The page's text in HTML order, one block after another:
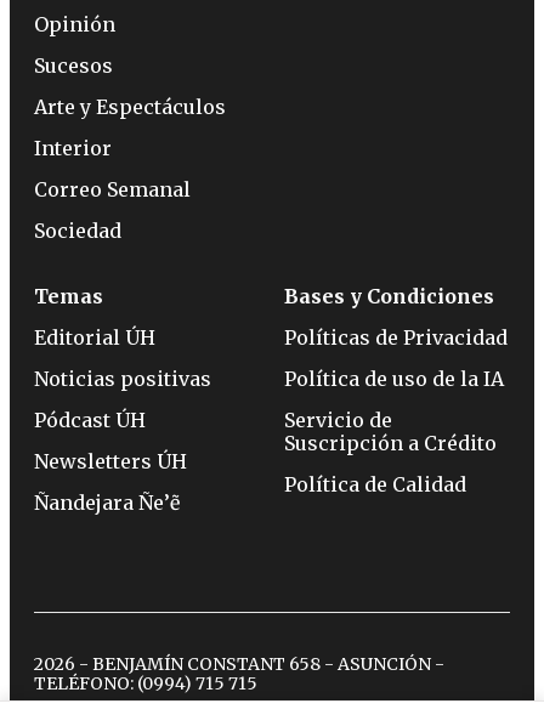
Opinión
Sucesos
Arte y Espectáculos
Interior
Correo Semanal
Sociedad
Temas
Editorial ÚH
Noticias positivas
Pódcast ÚH
Newsletters ÚH
Ñandejara Ñe’ẽ
Bases y Condiciones
Políticas de Privacidad
Política de uso de la IA
Servicio de
Suscripción a Crédito
Política de Calidad
2026 - BENJAMÍN CONSTANT 658 - ASUNCIÓN -
TELÉFONO: (0994) 715 715